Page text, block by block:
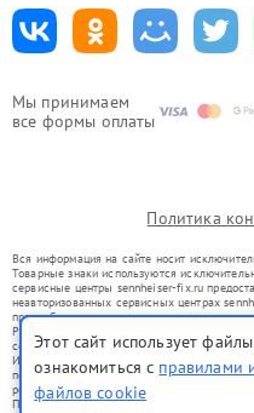
Мы принимаем
все формы оплаты
Политика
Вся информация на сайте носит
Товарные знаки используются
сервисные центры sennheiser-fix.ru
неавторизованных сервисных центрах
правообладателями товарных знаков или
Ремонт осуществляется для устройств, уже
со статьей 1487 ГК РФ.
Использование товарных знаков не
потребителей в заблуждение, а служит для
ремонту техники указанных брендов.
Представленная на сайте информация не
Этот сайт использует
ознакомиться с правилами
файлов cookie